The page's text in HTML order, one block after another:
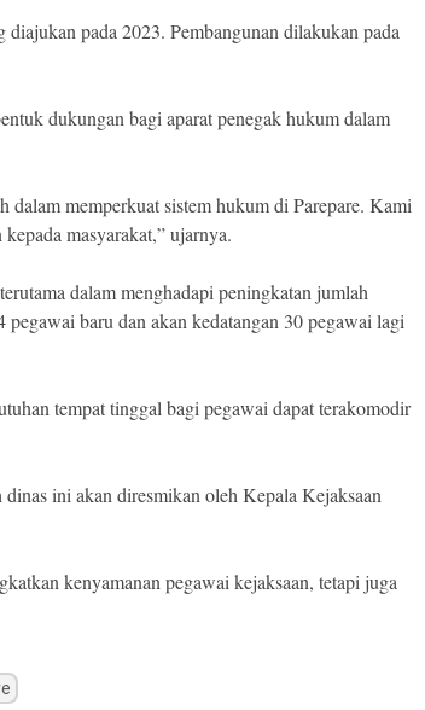
pada 2023. Pembangunan dilakukan pada
dukungan bagi aparat penegak hukum dalam
dalam memperkuat sistem hukum di Parepare. Kami
masyarakat,” ujarnya.
dalam menghadapi peningkatan jumlah
baru dan akan kedatangan 30 pegawai lagi
tempat tinggal bagi pegawai dapat terakomodir
ini akan diresmikan oleh Kepala Kejaksaan
kenyamanan pegawai kejaksaan, tetapi juga